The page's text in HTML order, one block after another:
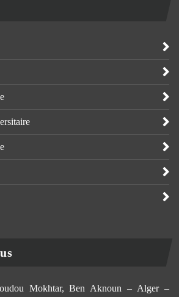
Mokhtar, Ben Aknoun – Alger –